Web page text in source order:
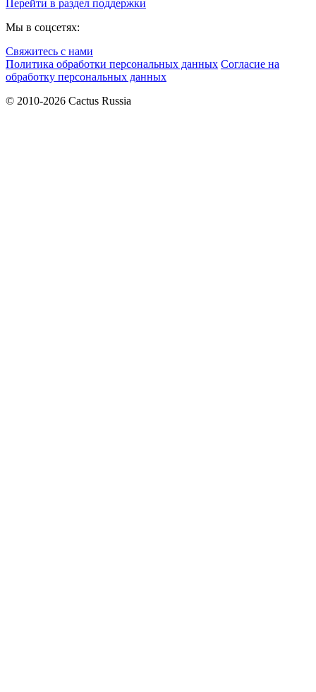
Перейти в раздел поддержки
Мы в соцсетях:
Свяжитесь с нами
Политика обработки персональных данных Согласие на
обработку персональных данных
© 2010-2026 Cactus Russia